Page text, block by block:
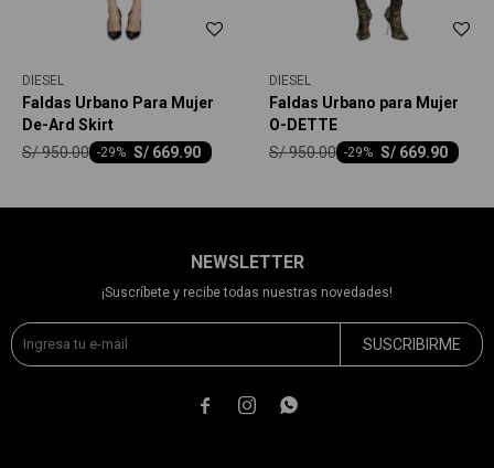
DIESEL
Faldas Urbano Para Mujer
De-Ard Skirt
S/ 669.90
-29
S/950.00
DIESEL
Faldas Urbano para Mujer
O-DETTE
S/ 669.90
-29
S/950.00
NEWSLETTER
¡Suscríbete y recibe todas nuestras novedades!
SUSCRIBIRME
  